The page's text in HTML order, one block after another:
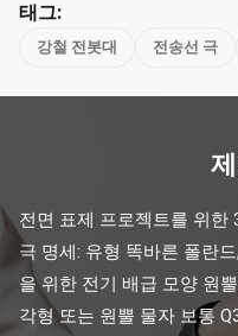
태그:
강철 전봇대 전송선 극
전면 표제 프로젝트를 위한
극 명세: 유형 똑바른 폴란
을 위한 전기 배급 모양 원
각형 또는 원뿔 물자 보통